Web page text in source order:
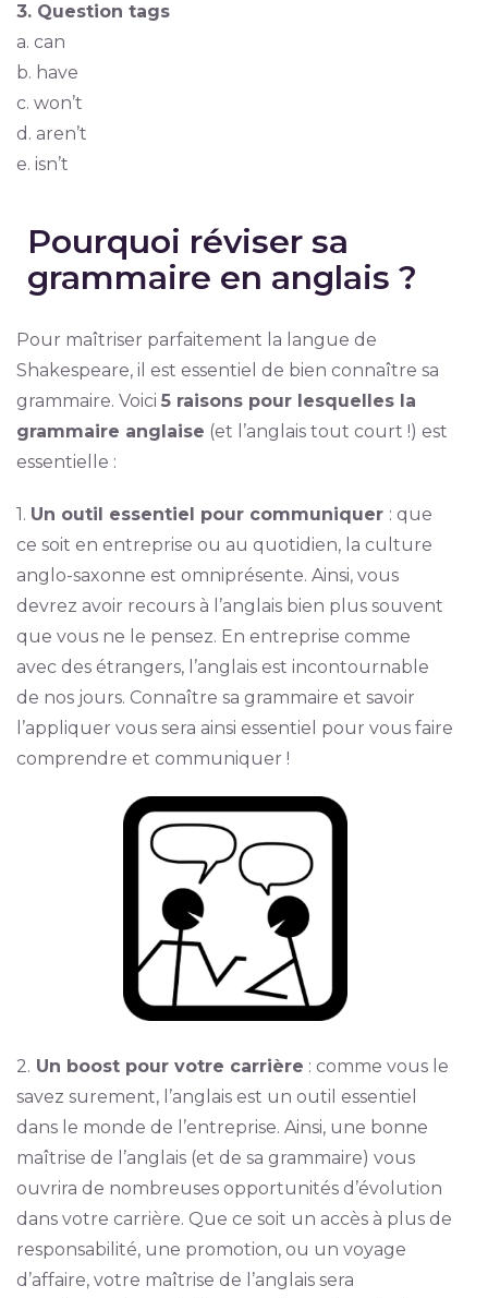
3. Question tags
a. can
b. have
c. won’t
d. aren’t
e. isn’t
Pourquoi réviser sa
grammaire en anglais ?
Pour maîtriser parfaitement la langue de
Shakespeare, il est essentiel de bien connaître sa
grammaire. Voici 5 raisons pour lesquelles la
grammaire anglaise (et l’anglais tout court !) est
essentielle :
1. Un outil essentiel pour communiquer : que
ce soit en entreprise ou au quotidien, la culture
anglo-saxonne est omniprésente. Ainsi, vous
devrez avoir recours à l’anglais bien plus souvent
que vous ne le pensez. En entreprise comme
avec des étrangers, l’anglais est incontournable
de nos jours. Connaître sa grammaire et savoir
l’appliquer vous sera ainsi essentiel pour vous faire
comprendre et communiquer !
2. Un boost pour votre carrière : comme vous le
savez surement, l’anglais est un outil essentiel
dans le monde de l’entreprise. Ainsi, une bonne
maîtrise de l’anglais (et de sa grammaire) vous
ouvrira de nombreuses opportunités d’évolution
dans votre carrière. Que ce soit un accès à plus de
responsabilité, une promotion, ou un voyage
d’affaire, votre maîtrise de l’anglais sera